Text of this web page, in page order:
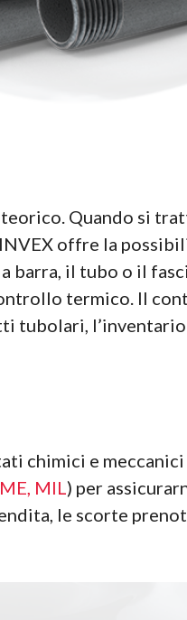
Quando si
offre la
il tubo o il
termico. Il
chimici e
MIL) per
le scorte